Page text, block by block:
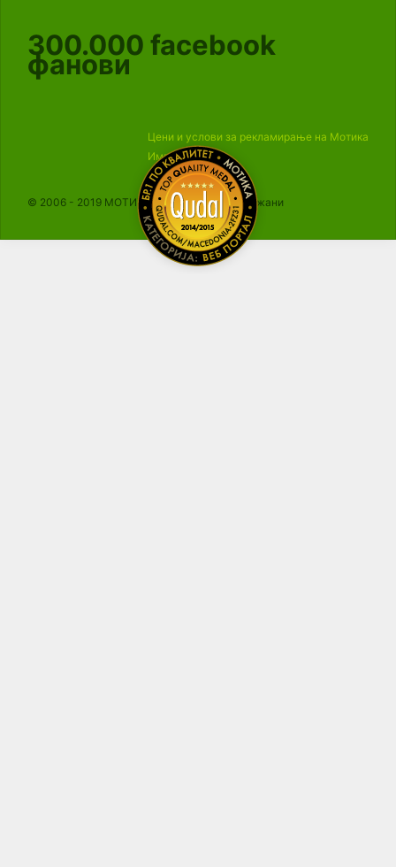
300.000 facebook
фанови
Цени и услови за рекламирање на Мотика
Импресум
© 2006 - 2019 МОТИКА, Сите права се задржани